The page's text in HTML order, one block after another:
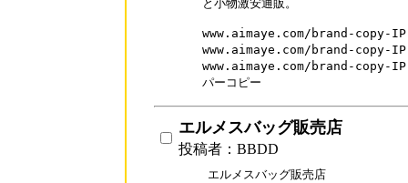
と小物激安通販。
www.aimaye.com/brand-copy-
www.aimaye.com/brand-copy-
www.aimaye.com/brand-copy-
パーコピー
エルメスバッグ販売店
投稿者：BBDD
エルメスバッグ販売店